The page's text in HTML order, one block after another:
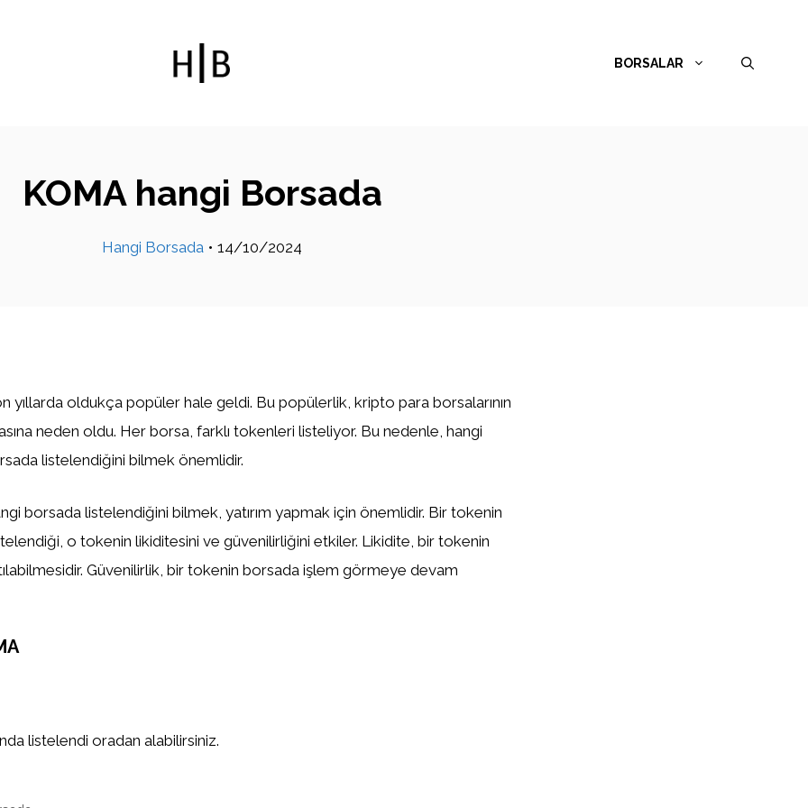
BORSALAR
KOMA hangi Borsada
Hangi Borsada • 14/10/2024
yıllarda oldukça popüler hale geldi. Bu popülerlik, kripto para borsalarının
neden oldu. Her borsa, farklı tokenleri listeliyor. Bu nedenle, hangi
listelendiğini bilmek önemlidir.
borsada listelendiğini bilmek, yatırım yapmak için önemlidir. Bir tokenin
o tokenin likiditesini ve güvenilirliğini etkiler. Likidite, bir tokenin
Güvenilirlik, bir tokenin borsada işlem görmeye devam
listelendi oradan alabilirsiniz.